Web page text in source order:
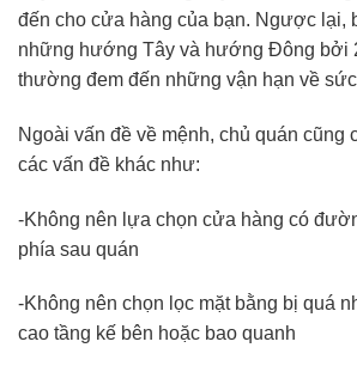
đến cho cửa hàng của bạn. Ngược lại,
những hướng Tây và hướng Đông bởi
thường đem đến những vận hạn về
Ngoài vấn đề về mệnh, chủ quán cũng
các vấn đề khác như:
-Không nên lựa chọn cửa hàng có
phía sau quán
-Không nên chọn lọc mặt bằng bị quá
cao tầng kế bên hoặc bao quanh